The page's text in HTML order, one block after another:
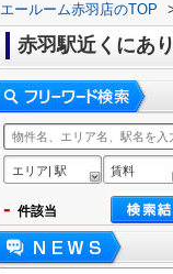
エールーム赤羽店のTOP
赤羽駅近くにあ
エリア| 駅 賃料
- 件該当